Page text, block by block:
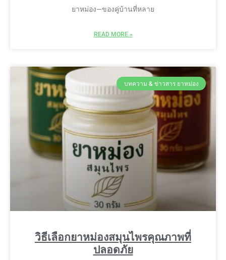
ยาหม่อง—ของคู่บ้านที่หลาย
READ MORE »
บทความ & ข่าวสาร ยาหม่อง
วิธีเลือกยาหม่องสมุนไพรคุณภาพที่
ปลอดภัย